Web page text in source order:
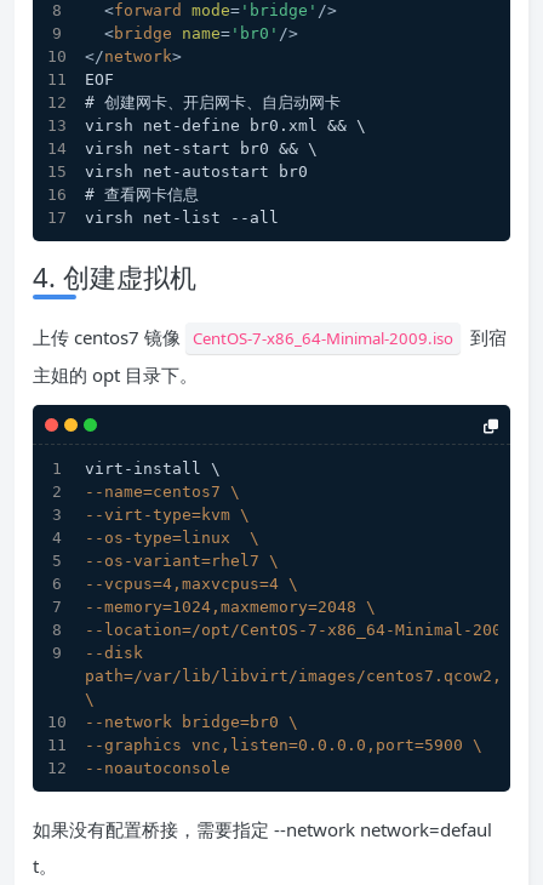
<forward mode= 'bridge' />
<bridge name= 'br0' />
</network>
EOF
# 创建网卡、开启网卡、自启动网卡
virsh net-define br0.xml && \
virsh net-start br0 && \
virsh net-autostart br0
# 查看网卡信息
virsh net-list --all
4. 创建虚拟机
上传 centos7 镜像 CentOS-7-x86_64-Minimal-2009.iso
到宿
主姐的 opt 目录下。
virt-install \
--name=centos7 \
--virt-type=kvm \
--os-type=linux  \
--os-variant=rhel7 \
--vcpus=4,maxvcpus=4 \
--memory=1024,maxmemory=2048 \
--location=/opt/CentOS-7-x86_64-Minimal-
--disk
path=/var/lib/libvirt/images/
\
--network bridge=br0 \
--graphics vnc,listen=0.0.0.0,port=5900 \
--noautoconsole
如果没有配置桥接，需要指定 --network network=defaul
t。